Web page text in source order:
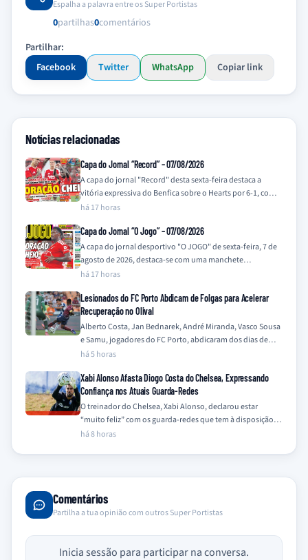
Espalha a palavra entre os Super Portistas
0partilhas0comentários
Partilhar:
Facebook
Twitter WhatsApp Copiar link
Notícias relacionadas
Capa do Jornal “Record” – 07/08/2026
A capa do jornal "Record" desta sexta-feira destaca a
vitória expressiva do Benfica sobre o Hearts por 6-1, com a
manchete principal…
há 17 horas
Capa do Jornal “O Jogo” – 07/08/2026
A capa do jornal desportivo "O JOGO" de sexta-feira, 7 de
agosto de 2026, destaca-se com uma manchete
impactante e uma imagem…
há 17 horas
Lesionados do FC Porto Abdicam de Folgas para Acelerar
Recuperação no Olival
Alberto Costa, Jan Bednarek, André Miranda, Vasco Sousa
e Samu, jogadores do FC Porto, abdicaram dos dias de
folga para intensificar os…
há 5 horas
Xabi Alonso Afasta Diogo Costa do Chelsea, Expressando
Confiança nos Atuais Guarda-Redes
O treinador do Chelsea, Xabi Alonso, declarou estar
“muito feliz” com os guarda-redes que tem à disposição,
Mike Penders e Robert Sánchez,…
há 8 horas
Comentários
Partilha a tua opinião com outros Super Portistas
Inicia sessão para participar na conversa.